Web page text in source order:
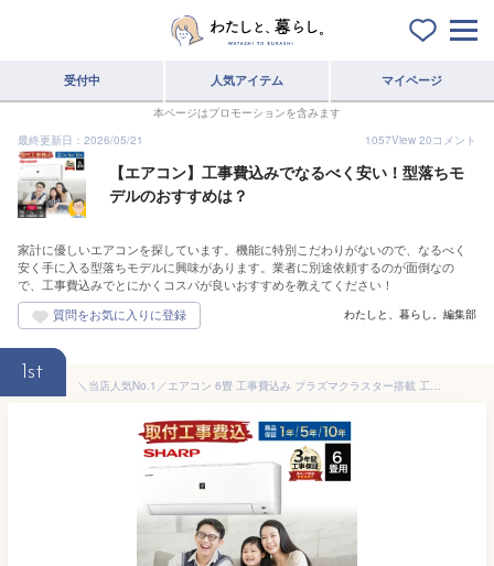
受付中 人気アイテム マイページ
本ページはプロモーションを含みます
最終更新日：2026/05/21
1057View 20コメント
【エアコン】工事費込みでなるべく安い！型落ちモ
デルのおすすめは？
家計に優しいエアコンを探しています。機能に特別こだわりがないので、なるべく
安く手に入る型落ちモデルに興味があります。業者に別途依頼するのが面倒なの
で、工事費込みでとにかくコスパが良いおすすめを教えてください！
わたしと、暮らし。編集部
1st
＼当店人気No.1／エアコン 6畳 工事費込み プラズマクラスター搭載 工事保証3年 シャープ SHARP 6畳用 AY-R22DH-W-SET DH 除菌 空気浄化 冷房 暖房 クーラー 6帖 標準取付 設置 リフォーム 型落ち 工事込み 交換 取付 引越 新品 工事込 冷暖房